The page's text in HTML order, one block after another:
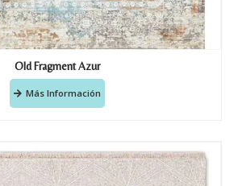
Old Fragment Azur
Más Información